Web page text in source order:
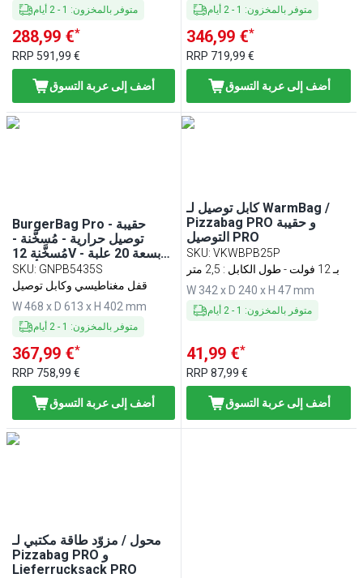
متوفر بالمخزون:
1
-
2 أيام
288,99 €*
RRP 591,99 €
أضف إلى عربة التسوق
متوفر بالمخزون:
1
-
2 أيام
346,99 €*
RRP 719,99 €
أضف إلى عربة التسوق
BurgerBag Pro - حقيبة
توصيل حرارية - مُسخَّنة -
مُسخَّنة 12V - بسعة 20 علبة
برجر - أسود
SKU: GNPB5435S
قفل مغناطيسي وكابل توصيل
W 468 x D 613 x H 402 mm
متوفر بالمخزون:
1
-
2 أيام
367,99 €*
RRP 758,99 €
أضف إلى عربة التسوق
كابل توصيل لـ WarmBag /
Pizzabag PRO و حقيبة
التوصيل PRO
SKU:VKWBPB25P
بـ 12 فولت - طول الكابل : 2,5 متر
W 342 x D 240 x H 47 mm
متوفر بالمخزون:
1
-
2 أيام
41,99 €*
RRP87,99 €
أضف إلى عربة التسوق
محول / مزوّد طاقة مكتبي لـ
Pizzabag PRO و
Lieferrucksack PRO